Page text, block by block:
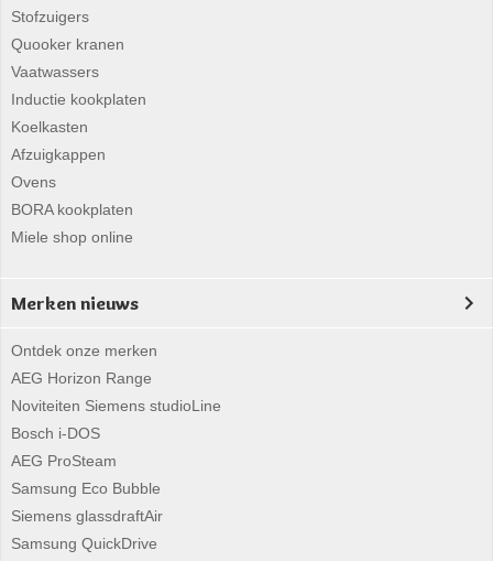
Stofzuigers
Quooker kranen
Vaatwassers
Inductie kookplaten
Koelkasten
Afzuigkappen
Ovens
BORA kookplaten
Miele shop online
Merken nieuws
Ontdek onze merken
AEG Horizon Range
Noviteiten Siemens studioLine
Bosch i-DOS
AEG ProSteam
Samsung Eco Bubble
Siemens glassdraftAir
Samsung QuickDrive